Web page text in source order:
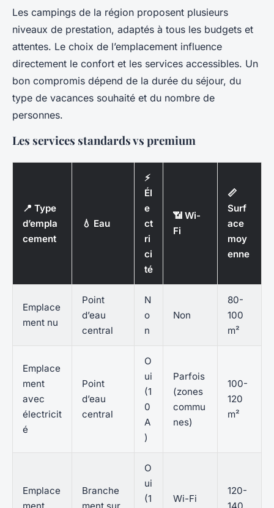
Les campings de la région proposent plusieurs
niveaux de prestation, adaptés à tous les budgets et
attentes. Le choix de l’emplacement influence
directement le confort et les services accessibles. Un
bon compromis dépend de la durée du séjour, du
type de vacances souhaité et du nombre de
personnes.
Les services standards vs premium
📍 Type
d’empla
cement
💧 Eau
⚡
Él
e
ct
ri
ci
té
📶 Wi-
Fi
📏
Surf
ace
moy
enne
Emplace
ment nu
Point
d’eau
central
N
o
n
Non
80-
100
m²
Emplace
ment
avec
électricit
é
Point
d’eau
central
O
ui
(1
0
A
)
Parfois
(zones
commu
nes)
100-
120
m²
Emplace
Branche
O
ui
(1
Wi-Fi
120-